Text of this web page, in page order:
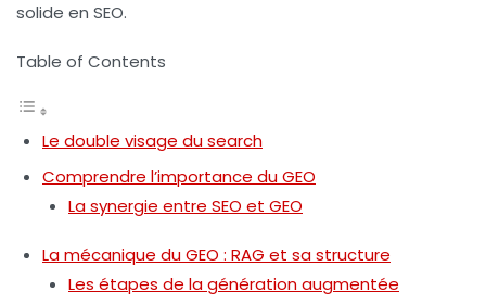
solide en SEO.
Table of Contents
Le double visage du search
Comprendre l’importance du GEO
La synergie entre SEO et GEO
La mécanique du GEO : RAG et sa structure
Les étapes de la génération augmentée